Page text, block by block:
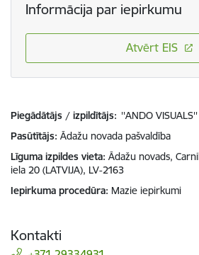
Informācija par iepirkumu
Atvērt EIS
Piegādātājs / izpildītājs: ''ANDO
Pasūtītājs Ādažu novada pašvaldība
Līguma izpildes vieta Ādažu novads,
iela 20 (LATVIJA), LV-2163
Iepirkuma procedūra Mazie iepirkumi
Kontakti